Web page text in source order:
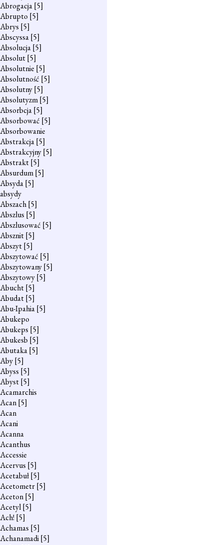
Abrogacja[5]
Abrupto [5]
Abrys [5]
Abscyssa[5]
Absolucja[5]
Absolut[5]
Absolutnie [5]
Absolutność [5]
Absolutny[5]
Absolutyzm[5]
Absorbcja[5]
Absorbować [5]
Absorbowanie
Abstrakcja[5]
Abstrakcyjny[5]
Abstrakt[5]
Absurdum[5]
Absyda[5]
absydy
Abszach[5]
Abszlus [5]
Abszlusować [5]
Absznit[5]
Abszyt[5]
Abszytować [5]
Abszytowany[5]
Abszytowy[5]
Abucht[5]
Abudat[5]
Abu-Ipahia[5]
Abukepo
Abukeps [5]
Abukesb [5]
Abutaka[5]
Aby[5]
Abyss [5]
Abyst[5]
Acamarchis
Acan[5]
Acan
Acani
Acanna
Acanthus
Accessie
Acervus [5]
Acetabuł[5]
Acetometr[5]
Aceton[5]
Acetyl[5]
Ach! [5]
Achamas [5]
Achanamadi[5]